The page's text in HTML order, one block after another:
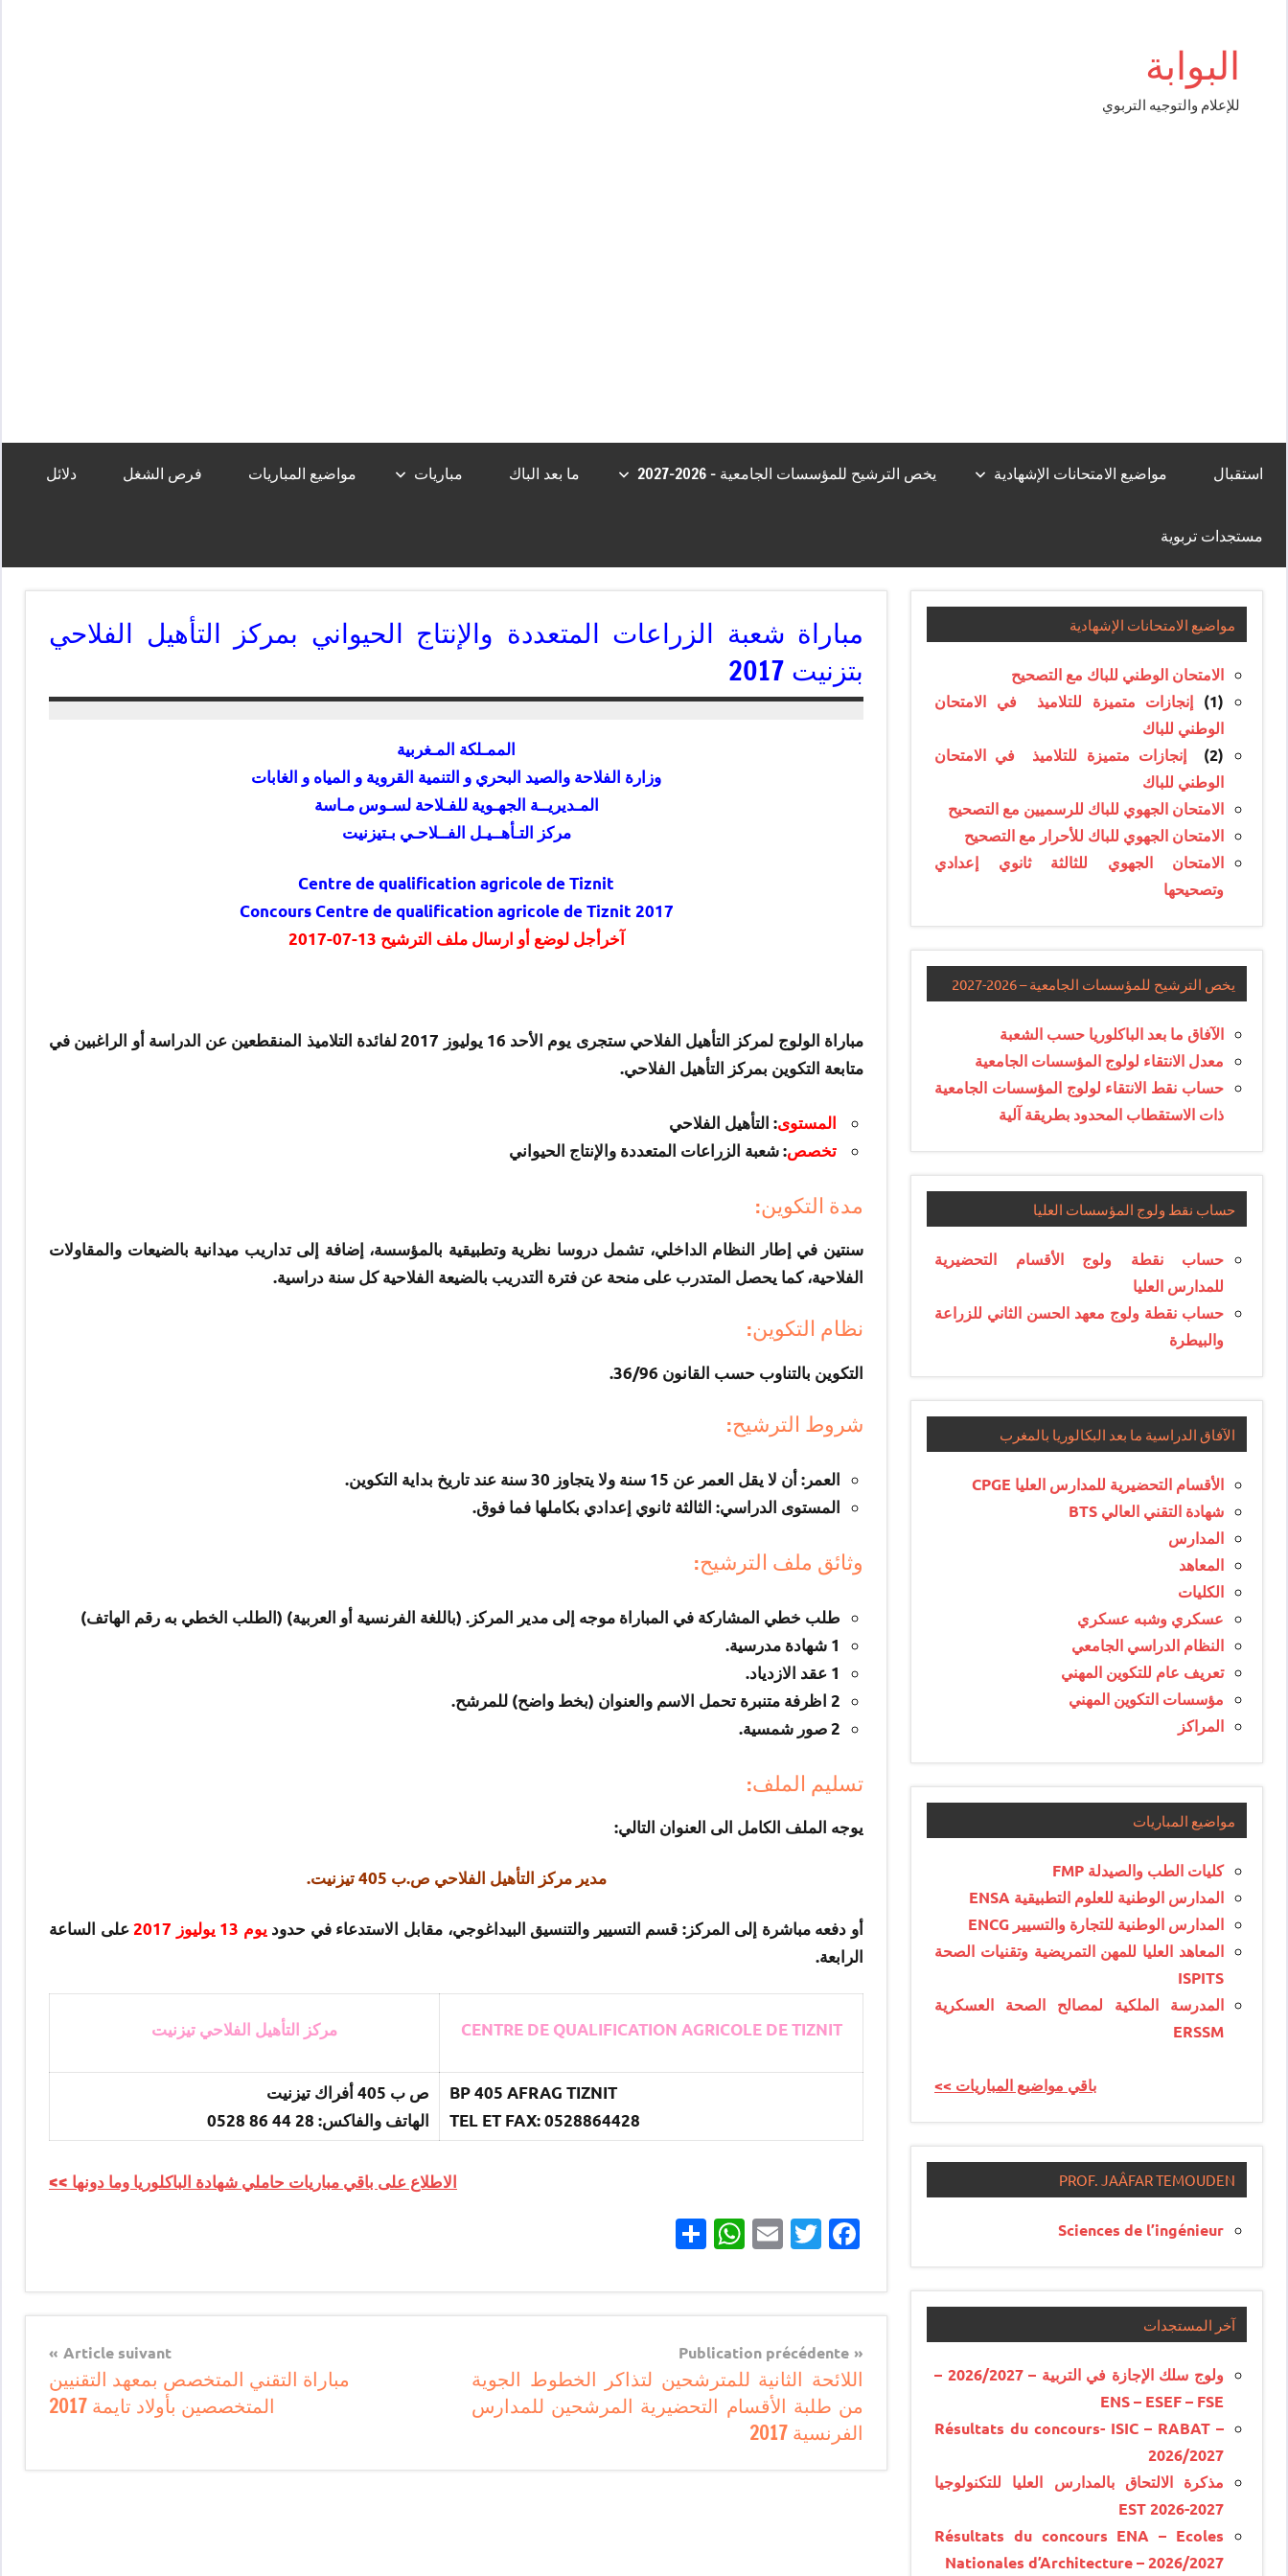
البوابة
للإعلام والتوجيه التربوي
استقبال مواضيع الامتحانات الإشهادية يخص الترشيح للمؤسسات الجامعية – 2026-2027 ما بعد الباك مباريات مواضيع المباريات فرص الشغل دلائل
مستجدات تربوية
مباراة شعبة الزراعات المتعددة والإنتاج الحيواني بمركز التأهيل الفلاحي
بتزنيت 2017
الممـلكة المـغربية
وزارة الفلاحة والصيد البحري و التنمية القروية و المياه و الغابات
المـديريــة الجهـوية للفـلاحة لسـوس مـاسة
مركز التـأهــيـل الفــلاحـي بـتيزنيت
Centre de qualification agricole de Tiznit
Concours Centre de qualification agricole de Tiznit 2017
آخرأجل لوضع أو ارسال ملف الترشيح 13-07-2017
مباراة الولوج لمركز التأهيل الفلاحي ستجرى يوم الأحد 16 يوليوز 2017 لفائدة التلاميذ المنقطعين عن الدراسة أو الراغبين في
متابعة التكوين بمركز التأهيل الفلاحي.
المستوى: التأهيل الفلاحي
تخصص: شعبة الزراعات المتعددة والإنتاج الحيواني
مدة التكوين:
سنتين في إطار النظام الداخلي، تشمل دروسا نظرية وتطبيقية بالمؤسسة، إضافة إلى تداريب ميدانية بالضيعات والمقاولات
الفلاحية، كما يحصل المتدرب على منحة عن فترة التدريب بالضيعة الفلاحية كل سنة دراسية.
نظام التكوين:
التكوين بالتناوب حسب القانون 36/96.
شروط الترشيح:
العمر: أن لا يقل العمر عن 15 سنة ولا يتجاوز 30 سنة عند تاريخ بداية التكوين.
المستوى الدراسي: الثالثة ثانوي إعدادي بكاملها فما فوق.
وثائق ملف الترشيح:
طلب خطي المشاركة في المباراة موجه إلى مدير المركز. (باللغة الفرنسية أو العربية) (الطلب الخطي به رقم الهاتف)
1 شهادة مدرسية.
1 عقد الازدياد.
2 اظرفة متنبرة تحمل الاسم والعنوان (بخط واضح) للمرشح.
2 صور شمسية.
تسليم الملف:
يوجه الملف الكامل الى العنوان التالي:
مدير مركز التأهيل الفلاحي ص.ب 405 تيزنيت.
أو دفعه مباشرة إلى المركز: قسم التسيير والتنسيق البيداغوجي، مقابل الاستدعاء في حدود يوم 13 يوليوز 2017
على الساعة
الرابعة.
CENTRE DE QUALIFICATION AGRICOLE DE TIZNIT مركز التأهيل الفلاحي تيزنيت
BP 405 AFRAG TIZNIT
TEL ET FAX: 0528864428
ص ب 405 أفراك تيزنيت
الهاتف والفاكس: 28 44 86 0528
الاطلاع على باقي مباريات حاملي شهادة الباكلوريا وما دونها >>
Facebook
Twitter
Email
WhatsApp
مباريات
بالباك
دونه
Navigation
de
l’article
Publication précédente
اللائحة الثانية للمترشحين لتذاكر الخطوط الجوية
من طلبة الأقسام التحضيرية المرشحين للمدارس
الفرنسية 2017
Article suivant
مباراة التقني المتخصص بمعهد التقنيين
المتخصصين بأولاد تايمة 2017
مواضيع الامتحانات الإشهادية
الامتحان الوطني للباك مع التصحيح
(1)
إنجازات متميزة للتلاميذ في الامتحان
الوطني للباك
(2)
إنجازات متميزة للتلاميذ في الامتحان
الوطني للباك
الامتحان الجهوي للباك للرسميين مع التصحيح
الامتحان الجهوي للباك للأحرار مع التصحيح
الامتحان الجهوي للثالثة ثانوي إعدادي
وتصحيحها
يخص الترشيح للمؤسسات الجامعية – 2026-2027
الآفاق ما بعد الباكلوريا حسب الشعبة
معدل الانتقاء لولوج المؤسسات الجامعية
حساب نقط الانتقاء لولوج المؤسسات الجامعية
ذات الاستقطاب المحدود بطريقة آلية
حساب نقط ولوج المؤسسات العليا
حساب نقطة ولوج الأقسام التحضيرية
للمدارس العليا
حساب نقطة ولوج معهد الحسن الثاني للزراعة
والبيطرة
الآفاق الدراسية ما بعد البكالوريا بالمغرب
الأقسام التحضيرية للمدارس العليا CPGE
شهادة التقني العالي BTS
المدارس
المعاهد
الكليات
عسكري وشبه عسكري
النظام الدراسي الجامعي
تعريف عام للتكوين المهني
مؤسسات التكوين المهني
المراكز
مواضيع المباريات
كليات الطب والصيدلة FMP
المدارس الوطنية للعلوم التطبيقية ENSA
المدارس الوطنية للتجارة والتسيير ENCG
المعاهد العليا للمهن التمريضية وتقنيات الصحة
ISPITS
المدرسة الملكية لمصالح الصحة العسكرية
ERSSM
<< باقي مواضيع المباريات
PROF. JAÂFAR TEMOUDEN
Sciences de l’ingénieur
آخر المستجدات
ولوج سلك الإجازة في التربية – 2026/2027 –
ENS – ESEF – FSE
Résultats du concours- ISIC – RABAT –
2026/2027
مذكرة الالتحاق بالمدارس العليا للتكنولوجيا
EST 2026-2027
Résultats du concours ENA – Ecoles
Nationales d’Architecture – 2026/2027